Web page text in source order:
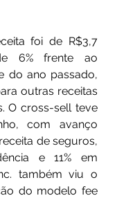
foi de R$3,7
6% frente ao
do ano passado,
outras receitas
O cross-sell teve
com avanço
de seguros,
e 11% em
também viu o
do modelo fee